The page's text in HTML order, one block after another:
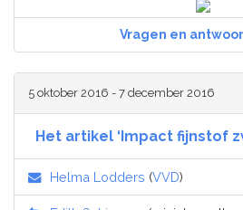
Vragen en
5 oktober 2016 - 7 december 2016
Het artikel ‘Impact fijnstof
Helma Lodders (VVD)